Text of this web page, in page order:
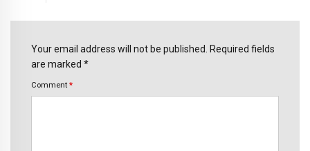
Your email address will not be published. Required fields
are marked *
Comment *